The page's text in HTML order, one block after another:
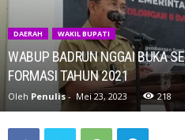
DAERAH WAKIL BUPATI
WABUP BADRUN NGGAI BUKA
FORMASI TAHUN 2021
Oleh Penulis- Mei 23, 2023 218